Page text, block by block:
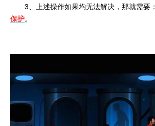
3 、上述操作如果均无法解决，那就需要：
保护。